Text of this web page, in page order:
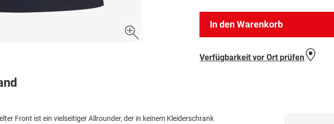
In den Warenkorb
Verfügbarkeit vor Ort prüfen
Front ist ein vielseitiger Allrounder, der in keinem Kleiderschrank